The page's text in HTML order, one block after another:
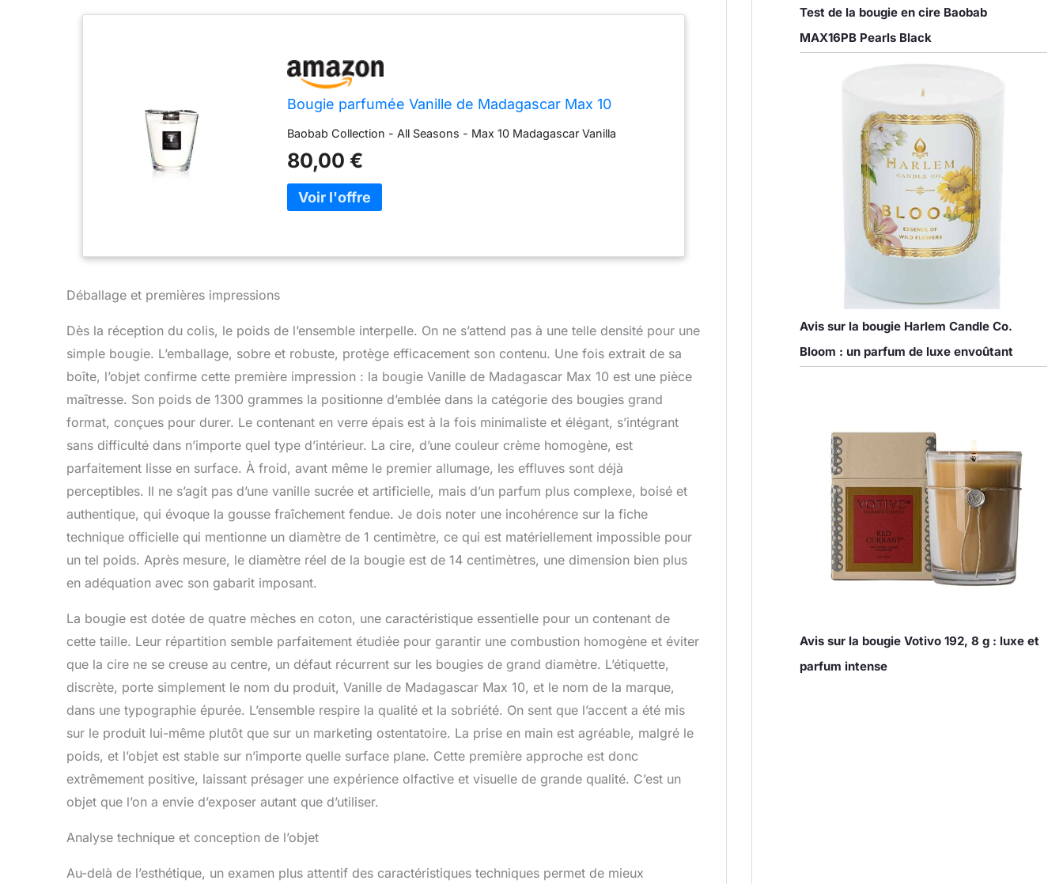
Bougie parfumée Vanille de Madagascar Max 10
Baobab Collection - All Seasons - Max 10 Madagascar Vanilla
80,00 €
Déballage et premières impressions
Dès la réception du colis, le poids de l’ensemble interpelle. On ne s’attend pas à une telle densité pour une
simple bougie. L’emballage, sobre et robuste, protège efficacement son contenu. Une fois extrait de sa
boîte, l’objet confirme cette première impression : la bougie Vanille de Madagascar Max 10 est une pièce
maîtresse. Son poids de 1300 grammes la positionne d’emblée dans la catégorie des bougies grand
format, conçues pour durer. Le contenant en verre épais est à la fois minimaliste et élégant, s’intégrant
sans difficulté dans n’importe quel type d’intérieur. La cire, d’une couleur crème homogène, est
parfaitement lisse en surface. À froid, avant même le premier allumage, les effluves sont déjà
perceptibles. Il ne s’agit pas d’une vanille sucrée et artificielle, mais d’un parfum plus complexe, boisé et
authentique, qui évoque la gousse fraîchement fendue. Je dois noter une incohérence sur la fiche
technique officielle qui mentionne un diamètre de 1 centimètre, ce qui est matériellement impossible pour
un tel poids. Après mesure, le diamètre réel de la bougie est de 14 centimètres, une dimension bien plus
en adéquation avec son gabarit imposant.
La bougie est dotée de quatre mèches en coton, une caractéristique essentielle pour un contenant de
cette taille. Leur répartition semble parfaitement étudiée pour garantir une combustion homogène et éviter
que la cire ne se creuse au centre, un défaut récurrent sur les bougies de grand diamètre. L’étiquette,
discrète, porte simplement le nom du produit, Vanille de Madagascar Max 10, et le nom de la marque,
dans une typographie épurée. L’ensemble respire la qualité et la sobriété. On sent que l’accent a été mis
sur le produit lui-même plutôt que sur un marketing ostentatoire. La prise en main est agréable, malgré le
poids, et l’objet est stable sur n’importe quelle surface plane. Cette première approche est donc
extrêmement positive, laissant présager une expérience olfactive et visuelle de grande qualité. C’est un
objet que l’on a envie d’exposer autant que d’utiliser.
Analyse technique et conception de l’objet
Au-delà de l’esthétique, un examen plus attentif des caractéristiques techniques permet de mieux
Test de la bougie en cire Baobab
MAX16PB Pearls Black
Avis sur la bougie Harlem Candle Co.
Bloom : un parfum de luxe envoûtant
Avis sur la bougie Votivo 192, 8 g : luxe et
parfum intense